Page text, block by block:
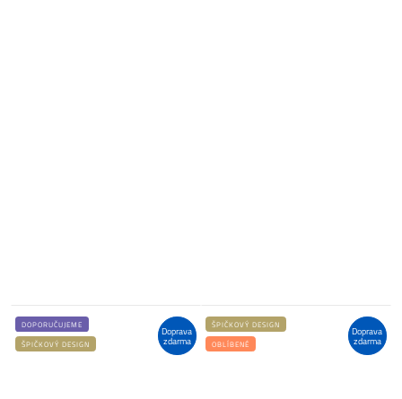
Doprava
zdarma
DOPORUČUJEME
ŠPIČKOVÝ DESIGN
Doprava
zdarma
ŠPIČKOVÝ DESIGN
OBLÍBENÉ